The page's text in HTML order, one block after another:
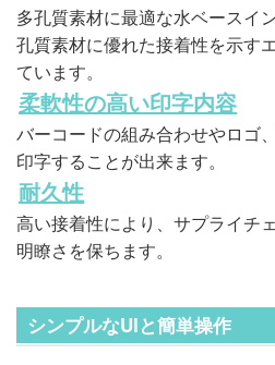
多孔質素材に最適な水ベースイ
孔質素材に優れた接着性を示す
ています。
柔軟性の高い印字内容
バーコードの組み合わせやロゴ
印字することが出来ます。
耐久性
高い接着性により、サプライチ
明瞭さを保ちます。
シンプルなUIと簡単操作